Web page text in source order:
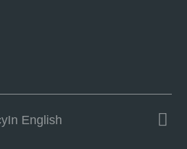
In English